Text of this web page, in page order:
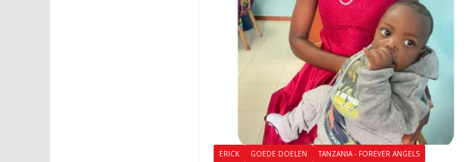
ERICK GOEDE DOELEN TANZANIA - FOREVER ANGELS